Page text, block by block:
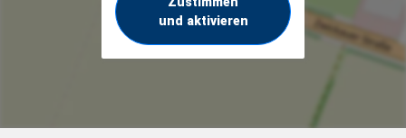
und aktivieren